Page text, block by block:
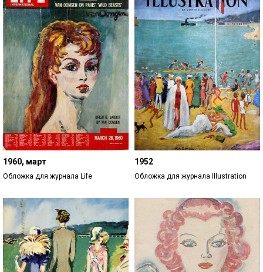
1960, март
Обложка для журнала Life
1952
Обложка для журнала Illustration